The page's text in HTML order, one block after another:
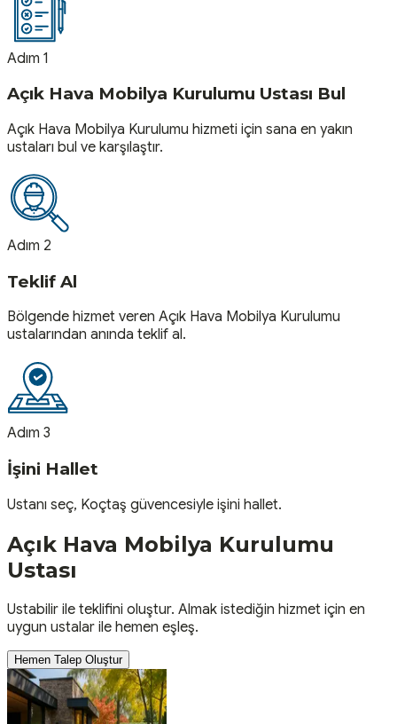
Adım 1
Açık Hava Mobilya Kurulumu Ustası Bul
Açık Hava Mobilya Kurulumu hizmeti için sana en yakın
ustaları bul ve karşılaştır.
Adım 2
Teklif Al
Bölgende hizmet veren Açık Hava Mobilya Kurulumu
ustalarından anında teklif al.
Adım 3
İşini Hallet
Ustanı seç, Koçtaş güvencesiyle işini hallet.
Açık Hava Mobilya Kurulumu
Ustası
Ustabilir ile teklifini oluştur. Almak istediğin hizmet için en
uygun ustalar ile hemen eşleş.
Hemen Talep Oluştur